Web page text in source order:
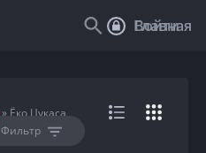
Войти
Главная
» Ёко Цукаса
Фильтр